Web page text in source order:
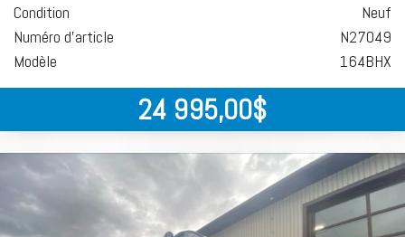
Condition
Neuf
Numéro d'article
N27049
Modèle
164BHX
24 995,00$